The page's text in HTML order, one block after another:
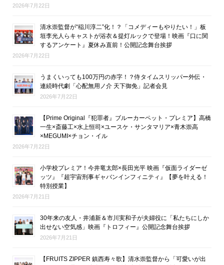
2026年7月22日
清水崇監督が“稲川淳二”化！？「コメディーもやりたい！」板
垣李光人らキャストが浴衣＆提灯ルックで登場！映画『口に関
するアンケート』夏休み直前！公開記念舞台挨拶
2026年7月22日
うまくいっても100万円の赤字！？侍タイムスリッパー外伝・
連続時代劇「心配無用ノ介 天下御免」記者会見
2026年7月22日
【Prime Original『犯罪者』ブルーカーペット・プレミア】高橋
一生×斎藤工×水上恒司×ユースケ・サンタマリア×青木崇高
×MEGUMI×チョン・イル
2026年7月22日
小学校プレミア！今井竜太郎×長田光平 映画『仮面ライダーゼ
ッツ』『超宇宙刑事ギャバンインフィニティ』【夢を叶える！
特別授業】
2026年7月21日
30年来の友人・井浦新＆市川実和子が夫婦役に「私たちにしか
出せない空気感」映画『トロフィー』公開記念舞台挨拶
2026年7月21日
【FRUITS ZIPPER 鎮西寿々歌】清水崇監督から「可愛いが出